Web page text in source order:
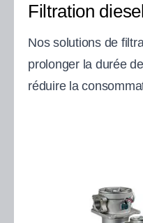
Filtration diesel
Nos solutions de
prolonger la durée
réduire la